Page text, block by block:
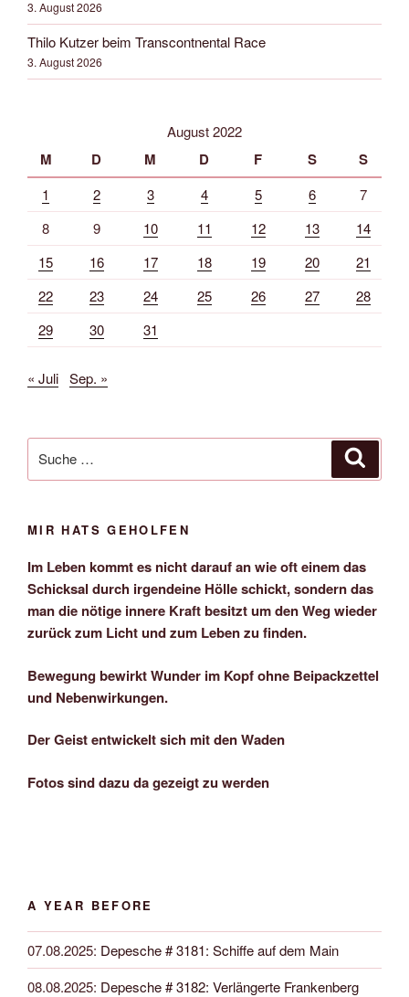
3. August 2026
Thilo Kutzer beim Transcontnental Race
3. August 2026
August 2022
M D M D F S S
1 2 3 4 5 6
7
8
9 10 11 12 13
14
15
16 17 18 19 20
21
22
23 24 25 26 27
28
29
30 31
« Juli Sep. »
nach:
MIR HATS GEHOLFEN
Im Leben kommt es nicht darauf an wie oft einem das
Schicksal durch irgendeine Hölle schickt, sondern das
man die nötige innere Kraft besitzt um den Weg wieder
zurück zum Licht und zum Leben zu finden.
Bewegung bewirkt Wunder im Kopf ohne Beipackzettel
und Nebenwirkungen.
Der Geist entwickelt sich mit den Waden
Fotos sind dazu da gezeigt zu werden
A YEAR BEFORE
07.08.2025: Depesche # 3181: Schiffe auf dem Main
08.08.2025: Depesche # 3182: Verlängerte Frankenberg